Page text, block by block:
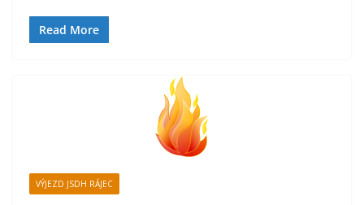
Read More
VÝJEZD JSDH RÁJEC